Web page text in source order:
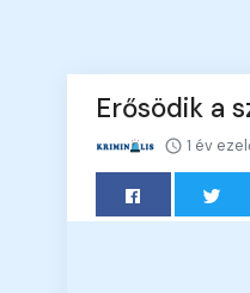
Erősödik a
1 év